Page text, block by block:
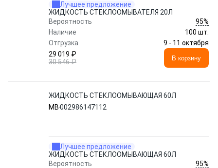
Лучшее предложение
ЖИДКОСТЬ СТЕКЛООМЫВАТЕЛЯ 20Л
Вероятность
95%
Наличие
100 шт.
Отгрузка
9 - 11 октября
29 019 ₽
30 546 ₽
В корзину
ЖИДКОСТЬ СТЕКЛООМЫВАЮЩАЯ 60Л
MB002986147112
Лучшее предложение
ЖИДКОСТЬ СТЕКЛООМЫВАЮЩАЯ 60Л
Вероятность
95%